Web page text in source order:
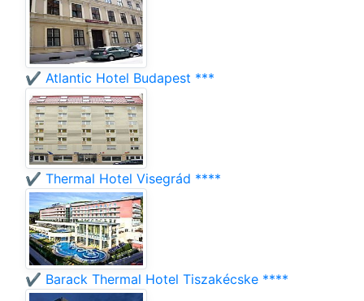
✔️ Atlantic Hotel Budapest ***
✔️ Thermal Hotel Visegrád ****
✔️ Barack Thermal Hotel Tiszakécske ****